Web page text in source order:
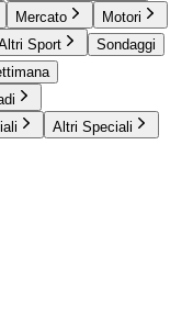
Mercato
Motori
Sport
Sondaggi
Altri Speciali